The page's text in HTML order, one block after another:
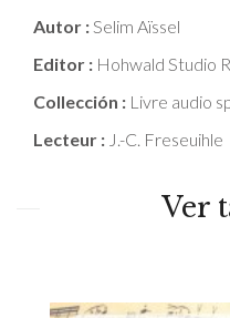
Autor :Selim Aïssel
Editor : Hohwald Studio
Collección : Livre audio
Lecteur : J.-C. Freseuihle
Ver